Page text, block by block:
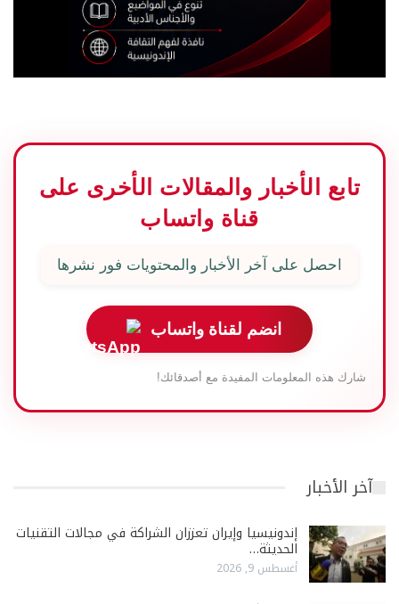
تابع الأخبار والمقالات الأخرى على
قناة واتساب
احصل على آخر الأخبار والمحتويات فور نشرها
انضم لقناة واتساب
شارك هذه المعلومات المفيدة مع أصدقائك!
آخر الأخبار
إندونيسيا وإيران تعززان الشراكة في مجالات التقنيات
الحديثة…
أغسطس 9, 2026